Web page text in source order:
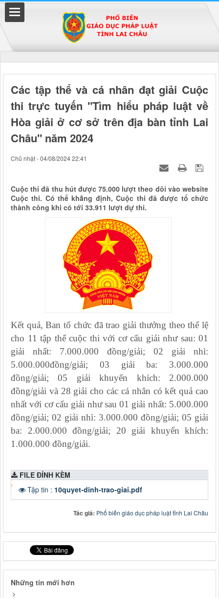
Các tập thể và cá nhân đạt giải Cuộc
thi trực tuyến "Tìm hiểu pháp luật về
Hòa giải ở cơ sở trên địa bàn tỉnh Lai
Châu" năm 2024
Chủ nhật - 04/08/2024 22:41
Cuộc thi đã thu hút được 75.000 lượt theo dõi vào website
Cuộc thi. Có thể khẳng định, Cuộc thi đã được tổ chức
thành công khi có tới 33.911 lượt dự thi.
Kết quả, Ban tổ chức đã trao giải thưởng theo thể lệ
cho 11 tập thể cuộc thi với cơ cấu giải như sau: 01
giải nhất: 7.000.000 đồng/giải; 02 giải nhì:
5.000.000đồng/giải; 03 giải ba: 3.000.000
đồng/giải; 05 giải khuyến khích: 2.000.000
đồng/giải và 28 giải cho các cá nhân có kết quả cao
nhất với cơ cấu giải như sau 01 giải nhất: 5.000.000
đồng/giải; 02 giải nhì: 3.000.000 đồng/giải; 05 giải
ba: 2.000.000 đồng/giải; 20 giải khuyến khích:
1.000.000 đồng/giải.
FILE ĐÍNH KÈM
Tập tin : 10quyet-dinh-trao-giai.pdf
Tác giả: Phổ biến giáo dục pháp luật tỉnh Lai Châu
Những tin mới hơn
Đã kết nối EMC